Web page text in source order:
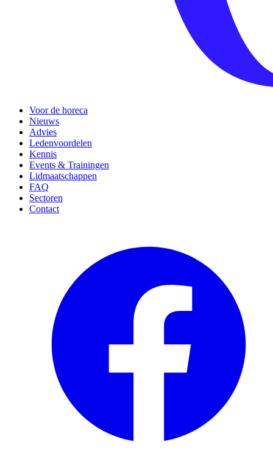
Voor de horeca
Nieuws
Advies
Ledenvoordelen
Kennis
Events & Trainingen
Lidmaatschappen
FAQ
Sectoren
Contact